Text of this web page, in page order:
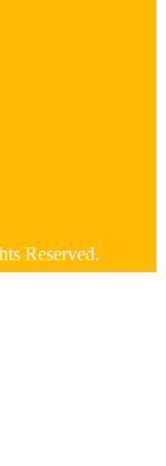
Reserved.